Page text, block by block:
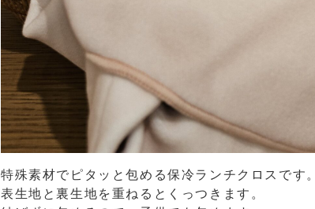
特殊素材でピタッと包める保冷ランチクロスです。
表生地と裏生地を重ねるとくっつきます。